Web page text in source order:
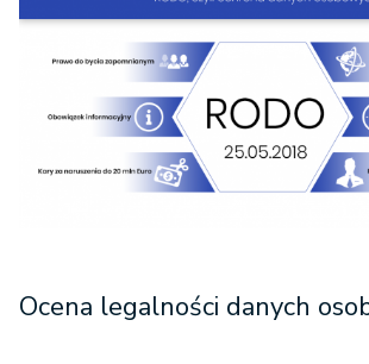
Ocena legalności danych